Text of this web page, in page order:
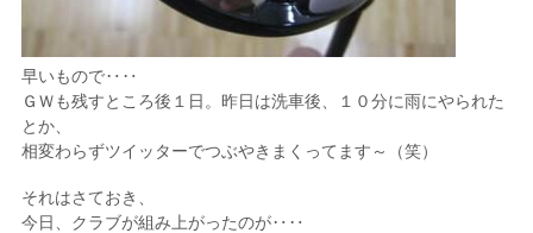
早いもので‥‥
ＧＷも残すところ後１日。昨日は洗車後、１０分に雨にやられた
とか、
相変わらずツイッターでつぶやきまくってます～（笑）
それはさておき、
今日、クラブが組み上がったのが‥‥